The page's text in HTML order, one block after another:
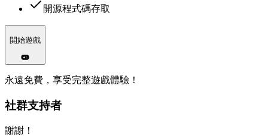
開源程式碼存取
開始遊戲
永遠免費，享受完整遊戲體驗！
社群支持者
謝謝！